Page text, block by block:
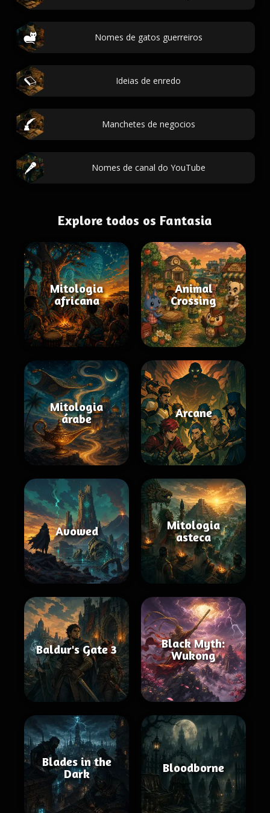
Nomes de gatos guerreiros
Ideias de enredo
Manchetes de negocios
Nomes de canal do YouTube
Explore todos os Fantasia
Mitologia
africana
Animal
Crossing
Mitologia
árabe
Arcane
Avowed
Mitologia
asteca
Baldur's Gate 3
Black Myth:
Wukong
Blades in the
Dark
Bloodborne